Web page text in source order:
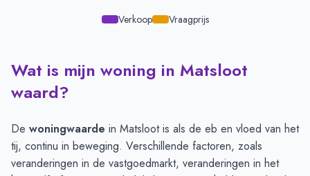
Verkoop Vraagprijs
Prijsontwikkeling per maand -Matsloot
Vraagprijs
Verkoopprijs
Juli
September-
-
Oktober
€ 49.500
Wat is mijn woning in Matsloot
waard?
De woningwaarde in Matsloot is als de eb en vloed van het
tij, continu in beweging. Verschillende factoren, zoals
veranderingen in de vastgoedmarkt, veranderingen in het